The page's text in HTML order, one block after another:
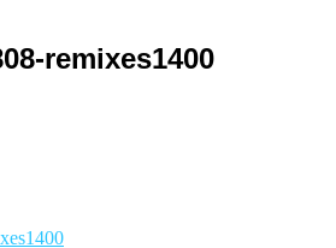
remixes1400